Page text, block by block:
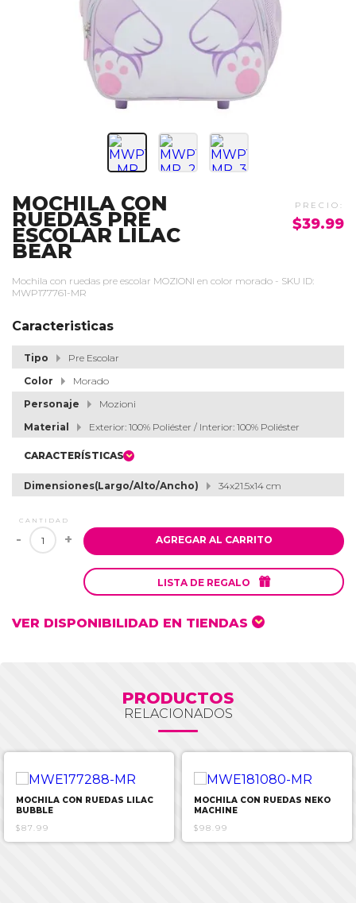
MOCHILA CON
RUEDAS PRE
ESCOLAR LILAC
BEAR
$39.99
Mochila con ruedas pre escolar MOZIONI en color morado - SKU ID:
MWP177761-MR
Caracteristicas
Tipo
Pre Escolar
Color
Morado
Personaje
Mozioni
Material
Exterior: 100% Poliéster / Interior: 100% Poliéster
CARACTERÍSTICAS
Dimensiones(Largo/Alto/Ancho) 34x21.5x14 cm
CANTIDAD
- + AGREGAR AL CARRITO
LISTA DE REGALO 
VER DISPONIBILIDAD EN TIENDAS
PRODUCTOS
RELACIONADOS
MOCHILA CON RUEDAS LILAC
BUBBLE
$87.99
MOCHILA CON RUEDAS NEKO
MACHINE
$98.99